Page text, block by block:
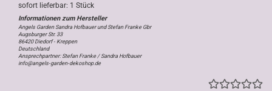
sofort lieferbar: 1 Stück
Angels Garden Sandra Hofbauer und Stefan Franke Gbr
Augsburger Str. 33
86420 Diedorf - Kreppen
Deutschland
Ansprechpartner: Stefan Franke / Sandra Hofbauer
info@angels-garden-dekoshop.de